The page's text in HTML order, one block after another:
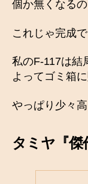
個か無くなるの
これじゃ完成
私のF-117は結
よってゴミ箱に
やっぱり少々
タミヤ『傑